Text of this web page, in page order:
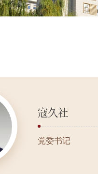
寇久社
党委书记